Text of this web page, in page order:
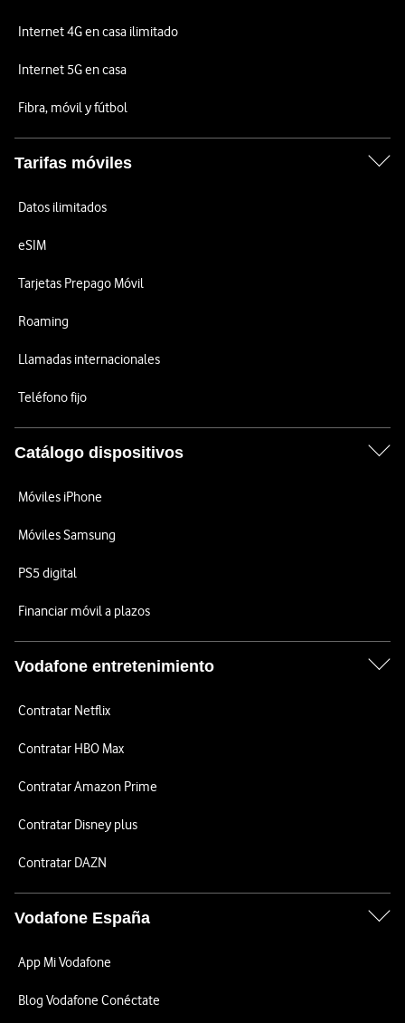
Internet 4G en casa ilimitado
Internet 5G en casa
Fibra, móvil y fútbol
Tarifas móviles
Datos ilimitados
eSIM
Tarjetas Prepago Móvil
Roaming
Llamadas internacionales
Teléfono fijo
Catálogo dispositivos
Móviles iPhone
Móviles Samsung
PS5 digital
Financiar móvil a plazos
Vodafone entretenimiento
Contratar Netflix
Contratar HBO Max
Contratar Amazon Prime
Contratar Disney plus
Contratar DAZN
Vodafone España
App Mi Vodafone
Blog Vodafone Conéctate